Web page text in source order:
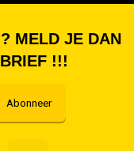
MELD JE DAN
!!!
Abonneer